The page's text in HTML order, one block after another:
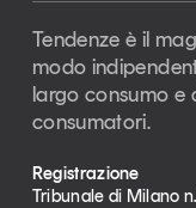
Tendenze è il
modo
largo consumo e
consumatori.
Registrazione
Tribunale di Milano